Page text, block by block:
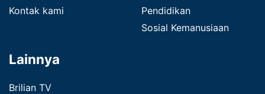
Kontak kami
Pendidikan
Sosial Kemanusiaan
Lainnya
Brilian TV